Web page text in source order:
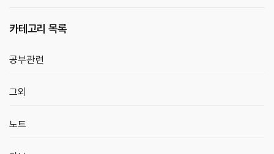
카테고리 목록
공부관련
그외
노트